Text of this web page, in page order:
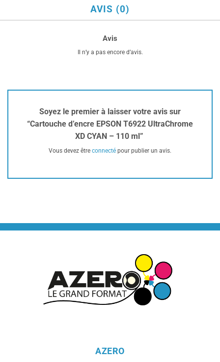
AVIS (0)
Avis
Il n’y a pas encore d’avis.
Soyez le premier à laisser votre avis sur
“Cartouche d’encre EPSON T6922 UltraChrome
XD CYAN – 110 ml”
Vous devez être connecté pour publier un avis.
AZERO